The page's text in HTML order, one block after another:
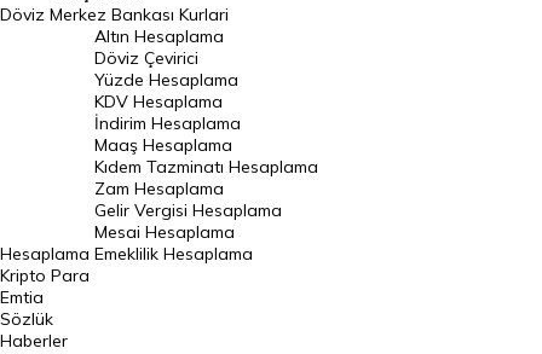
Norveç Kronu Kuru
İsveç Kronu Kuru
Japon Yeni Kuru
Serbest Piyasa Döviz Kurları
Merkez Bankası Döviz Kurları
Altın Fiyatları
Gram Altın Fiyatı
Çeyrek Altın Fiyatı
Döviz Merkez Bankası Kurlari
Hesaplama
Altın Hesaplama
Döviz Çevirici
Yüzde Hesaplama
KDV Hesaplama
İndirim Hesaplama
Maaş Hesaplama
Kıdem Tazminatı Hesaplama
Zam Hesaplama
Gelir Vergisi Hesaplama
Mesai Hesaplama
Emeklilik Hesaplama
Kripto Para
Emtia
Sözlük
Haberler